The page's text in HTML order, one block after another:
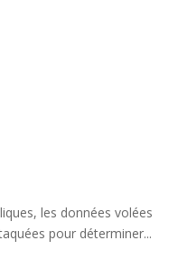
les données volées
pour déterminer...